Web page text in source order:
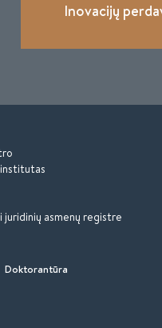
Inovacijų
juridinių asmenų registre
Doktorantūra